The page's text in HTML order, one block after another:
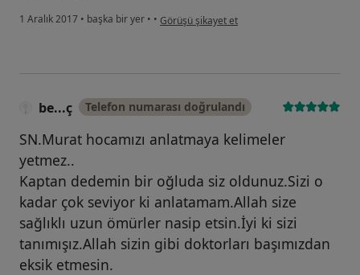
1 Aralık 2017 • başka bir yer • • kullanıcının görüşüne göre ul...7
Görüşü şikayet et
be...ç Telefon numarası doğrulandı
SN.Murat hocamızı anlatmaya kelimeler
yetmez..
Kaptan dedemin bir oğluda siz oldunuz.Sizi o
kadar çok seviyor ki anlatamam.Allah size
sağlıklı uzun ömürler nasip etsin.İyi ki sizi
tanımışız.Allah sizin gibi doktorları başımızdan
eksik etmesin.